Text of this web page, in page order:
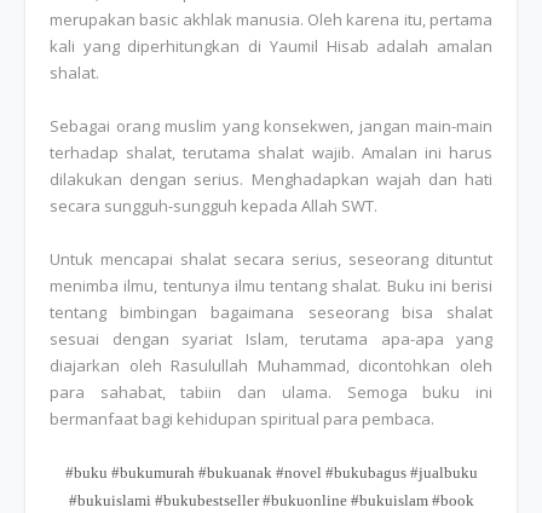
merupakan basic akhlak manusia. Oleh karena itu, pertama
kali yang diperhitungkan di Yaumil Hisab adalah amalan
shalat.
Sebagai orang muslim yang konsekwen, jangan main-main
terhadap shalat, terutama shalat wajib. Amalan ini harus
dilakukan dengan serius. Menghadapkan wajah dan hati
secara sungguh-sungguh kepada Allah SWT.
Untuk mencapai shalat secara serius, seseorang dituntut
menimba ilmu, tentunya ilmu tentang shalat. Buku ini berisi
tentang bimbingan bagaimana seseorang bisa shalat
sesuai dengan syariat Islam, terutama apa-apa yang
diajarkan oleh Rasulullah Muhammad, dicontohkan oleh
para sahabat, tabiin dan ulama. Semoga buku ini
bermanfaat bagi kehidupan spiritual para pembaca.
#buku #bukumurah #bukuanak #novel #bukubagus #jualbuku
#bukuislami #bukubestseller #bukuonline #bukuislam #book